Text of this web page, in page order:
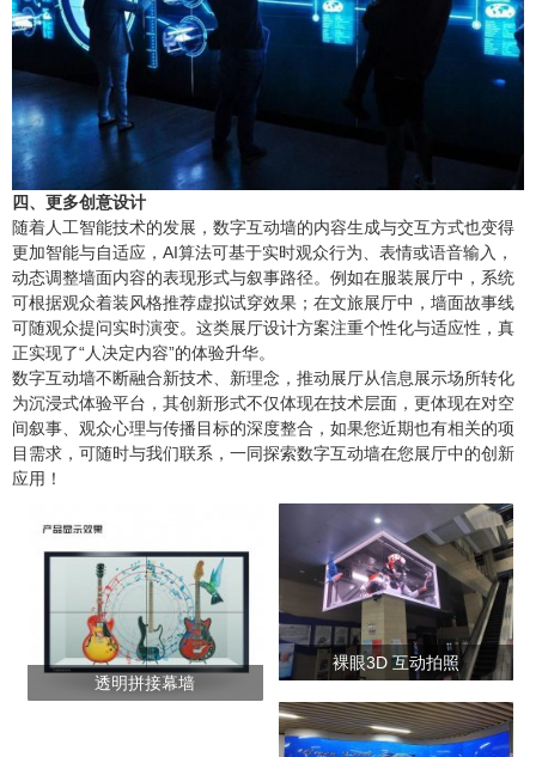
四、更多创意设计
随着人工智能技术的发展，数字互动墙的内容生成与交互方式也变得
更加智能与自适应，AI算法可基于实时观众行为、表情或语音输入，
动态调整墙面内容的表现形式与叙事路径。例如在服装展厅中，系统
可根据观众着装风格推荐虚拟试穿效果；在文旅展厅中，墙面故事线
可随观众提问实时演变。这类展厅设计方案注重个性化与适应性，真
正实现了“人决定内容”的体验升华。
数字互动墙不断融合新技术、新理念，推动展厅从信息展示场所转化
为沉浸式体验平台，其创新形式不仅体现在技术层面，更体现在对空
间叙事、观众心理与传播目标的深度整合，如果您近期也有相关的项
目需求，可随时与我们联系，一同探索数字互动墙在您展厅中的创新
应用！
透明拼接幕墙
裸眼3D 互动拍照